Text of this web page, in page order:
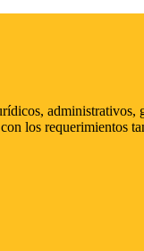
los requerimientos